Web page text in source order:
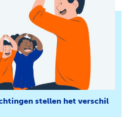
stellen het verschil